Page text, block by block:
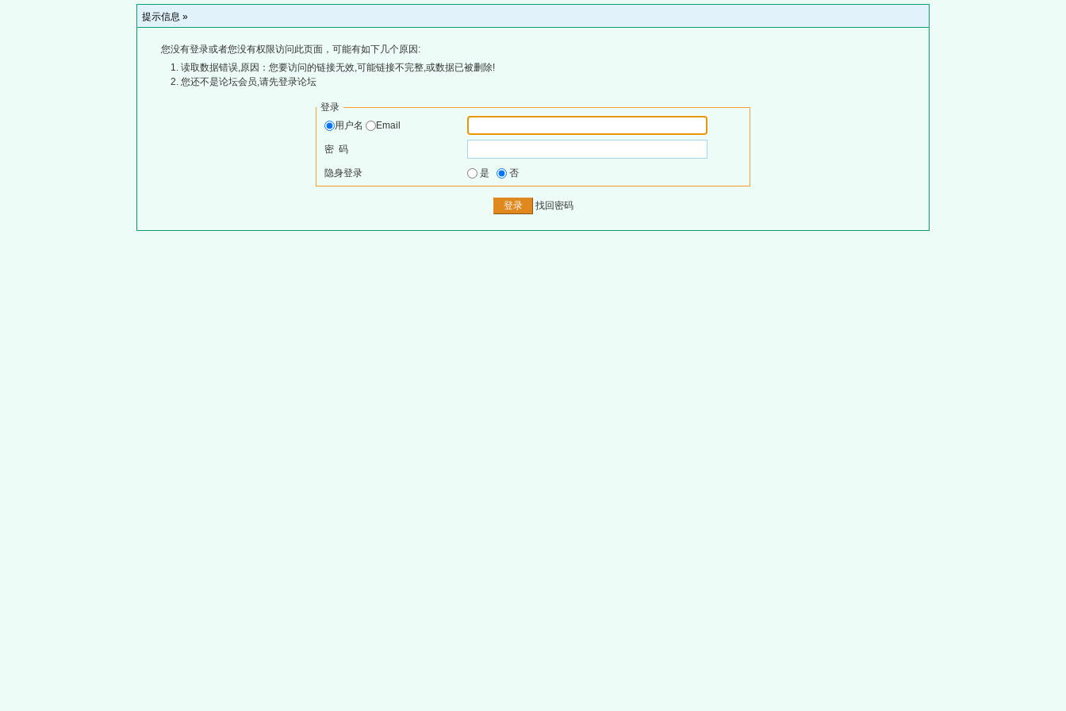
提示信息 »
您没有登录或者您没有权限访问此页面，可能有如下几个原因:
读取数据错误,原因：您要访问的链接无效,可能链接不完整,或数据已被删除!
您还不是论坛会员,请先登录论坛
登录
用户名
Email
密 码
隐身登录 是 否
找回密码